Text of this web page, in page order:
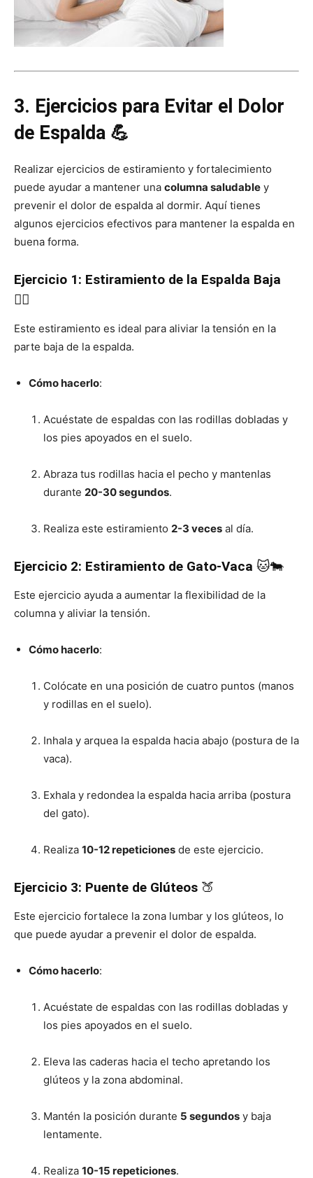
3. Ejercicios para Evitar el Dolor
de Espalda 💪
Realizar ejercicios de estiramiento y fortalecimiento
puede ayudar a mantener una columna saludable y
prevenir el dolor de espalda al dormir. Aquí tienes
algunos ejercicios efectivos para mantener la espalda en
buena forma.
Ejercicio 1: Estiramiento de la Espalda Baja
🧘‍♀️
Este estiramiento es ideal para aliviar la tensión en la
parte baja de la espalda.
Cómo hacerlo:
Acuéstate de espaldas con las rodillas dobladas y
los pies apoyados en el suelo.
Abraza tus rodillas hacia el pecho y mantenlas
durante 20-30 segundos.
Realiza este estiramiento 2-3 veces al día.
Ejercicio 2: Estiramiento de Gato-Vaca 🐱🐄
Este ejercicio ayuda a aumentar la flexibilidad de la
columna y aliviar la tensión.
Cómo hacerlo:
Colócate en una posición de cuatro puntos (manos
y rodillas en el suelo).
Inhala y arquea la espalda hacia abajo (postura de la
vaca).
Exhala y redondea la espalda hacia arriba (postura
del gato).
Realiza 10-12 repeticiones de este ejercicio.
Ejercicio 3: Puente de Glúteos 🍑
Este ejercicio fortalece la zona lumbar y los glúteos, lo
que puede ayudar a prevenir el dolor de espalda.
Cómo hacerlo:
Acuéstate de espaldas con las rodillas dobladas y
los pies apoyados en el suelo.
Eleva las caderas hacia el techo apretando los
glúteos y la zona abdominal.
Mantén la posición durante 5 segundos y baja
lentamente.
Realiza 10-15 repeticiones.